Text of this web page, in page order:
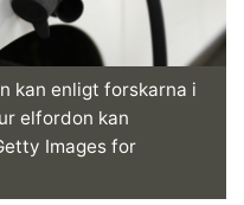
kan enligt forskarna i
elfordon kan
Images for